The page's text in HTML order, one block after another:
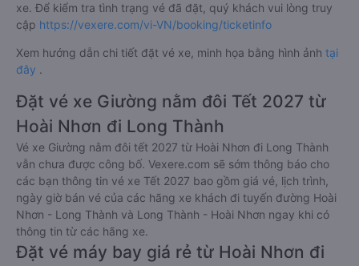
xe. Để kiểm tra tình trạng vé đã đặt, quý khách vui lòng truy
cập https://vexere.com/vi-VN/booking/ticketinfo
Xem hướng dẫn chi tiết đặt vé xe, minh họa bằng hình ảnh tại
đây .
Đặt vé xe Giường nằm đôi Tết 2027 từ
Hoài Nhơn đi Long Thành
Vé xe Giường nằm đôi tết 2027 từ Hoài Nhơn đi Long Thành
vẫn chưa được công bố. Vexere.com sẽ sớm thông báo cho
các bạn thông tin vé xe Tết 2027 bao gồm giá vé, lịch trình,
ngày giờ bán vé của các hãng xe khách đi tuyến đường Hoài
Nhơn - Long Thành và Long Thành - Hoài Nhơn ngay khi có
thông tin từ các hãng xe.
Đặt vé máy bay giá rẻ từ Hoài Nhơn đi